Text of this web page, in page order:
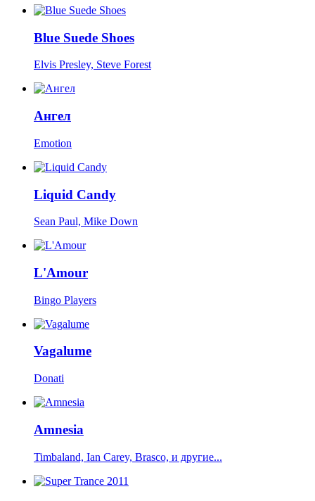
Blue Suede Shoes
Elvis Presley, Steve Forest
Ангел
Emotion
Liquid Candy
Sean Paul, Mike Down
L'Amour
Bingo Players
Vagalume
Donati
Amnesia
Timbaland, Ian Carey, Brasco, и другие...